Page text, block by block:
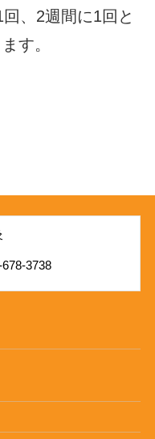
、2週間に1回と
す。
3738